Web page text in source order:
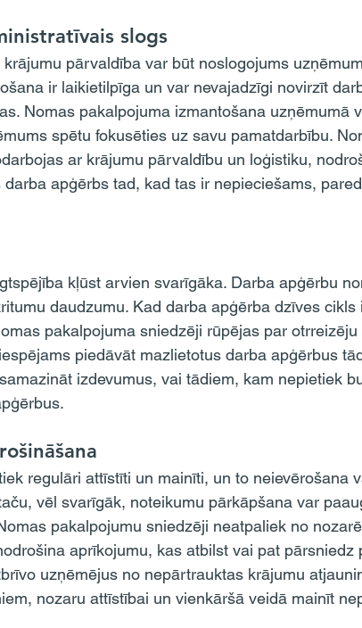
slogs
ir laikietilpīga un var nevajadzīgi novirzīt
Nomas pakalpojuma izmantošana uzņēmumā
spētu fokusēties uz savu pamatdarbību.
ar krājumu pārvaldību un loģistiku,
apģērbs tad, kad tas ir nepieciešams,
daudzumu. Kad darba apģērba dzīves cikls
pakalpojuma sniedzēji rūpējas par otrreizēju
piedāvāt mazlietotus darba apģērbus
izdevumus, vai tādiem, kam nepietiek
vēl svarīgāk, noteikumu pārkāpšana var
pakalpojumu sniedzēji neatpaliek no
aprīkojumu, kas atbilst vai pat pārsniedz
uzņēmējus no nepārtrauktas krājumu
nozaru attīstībai un vienkāršā veidā mainīt